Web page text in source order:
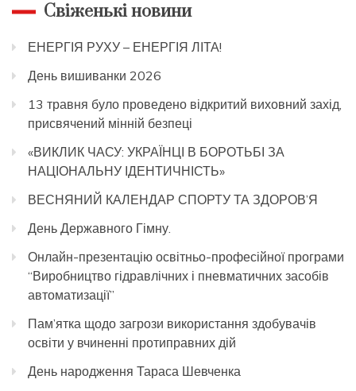
Свіженькі новини
ЕНЕРГІЯ РУХУ – ЕНЕРГІЯ ЛІТА!
День вишиванки 2026
13 травня було проведено відкритий виховний захід,
присвячений мінній безпеці
«ВИКЛИК ЧАСУ: УКРАЇНЦІ В БОРОТЬБІ ЗА
НАЦІОНАЛЬНУ ІДЕНТИЧНІСТЬ»
ВЕСНЯНИЙ КАЛЕНДАР СПОРТУ ТА ЗДОРОВ’Я
День Державного Гімну.
Онлайн-презентацію освітньо-професійної програми
“Виробництво гідравлічних і пневматичних засобів
автоматизації”
Пам’ятка щодо загрози використання здобувачів
освіти у вчиненні протиправних дій
День народження Тараса Шевченка